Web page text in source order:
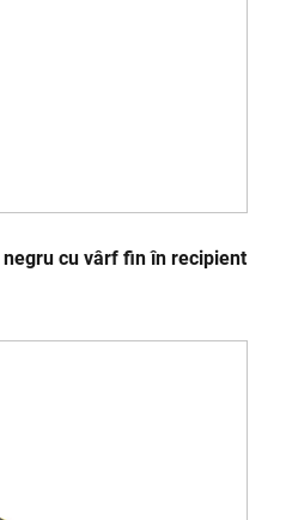
cu vârf fin în recipient